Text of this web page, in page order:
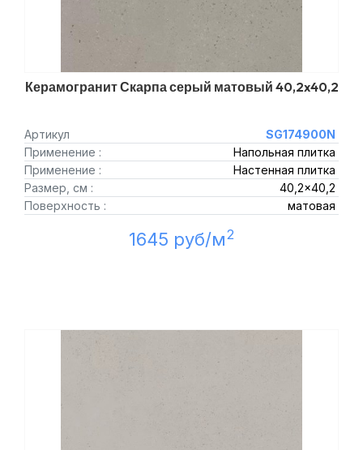
Керамогранит Скарпа серый матовый 40,2x40,2
Артикул
SG174900N
Применение :
Напольная плитка
Применение :
Настенная плитка
Размер, см :
40,2x40,2
Поверхность :
матовая
1645 руб/м2